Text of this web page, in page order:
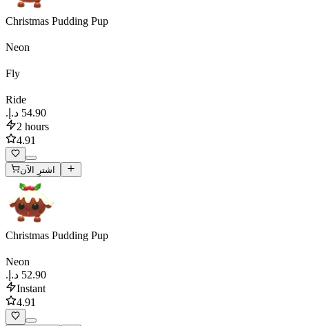
Christmas Pudding Pup
Neon
Fly
Ride
2 hours
4.91
اشترِ الآن
Christmas Pudding Pup
Neon
Instant
4.91